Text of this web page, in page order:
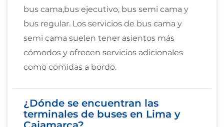
bus cama,bus ejecutivo, bus semi cama y
bus regular. Los servicios de bus cama y
semi cama suelen tener asientos más
cómodos y ofrecen servicios adicionales
como comidas a bordo.
¿Dónde se encuentran las
terminales de buses en Lima y